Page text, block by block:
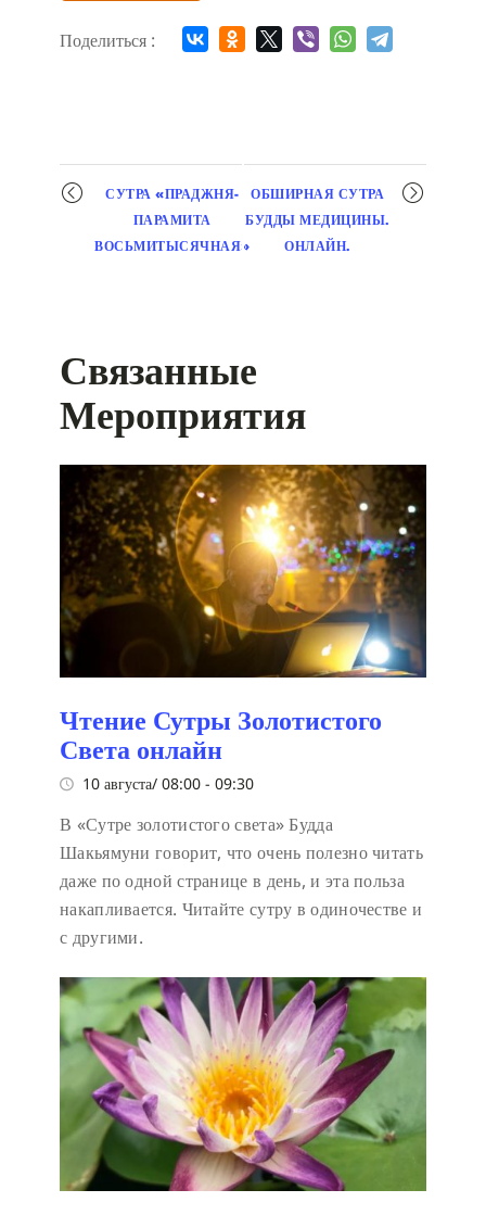
Поделиться :
Мероприятие
навигация
СУТРА «ПРАДЖНЯ-
ПАРАМИТА
ВОСЬМИТЫСЯЧНАЯ»
ОБШИРНАЯ СУТРА
БУДДЫ МЕДИЦИНЫ.
ОНЛАЙН.
Связанные
Мероприятия
Чтение Сутры Золотистого
Света онлайн
10 августа/ 08:00 - 09:30
В «Сутре золотистого света» Будда
Шакьямуни говорит, что очень полезно читать
даже по одной странице в день, и эта польза
накапливается. Читайте сутру в одиночестве и
с другими.